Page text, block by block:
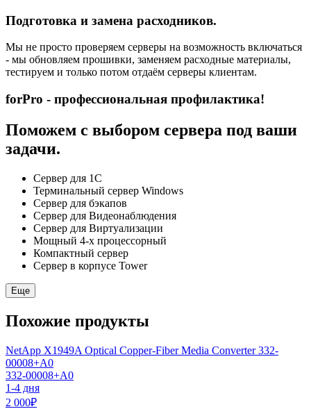
Подготовка и замена расходников.
Мы не просто проверяем серверы на возможность включаться
- мы обновляем прошивки, заменяем расходные материалы,
тестируем и только потом отдаём серверы клиентам.
forPro - профессиональная профилактика!
Поможем с выбором сервера под ваши
задачи.
Сервер для 1С
Терминальный сервер Windows
Сервер для бэкапов
Сервер для Видеонаблюдения
Сервер для Виртуализации
Мощный 4-х процессорный
Компактный сервер
Сервер в корпусе Tower
Еще
Похожие продукты
NetApp X1949A Optical Copper-Fiber Media Converter 332-
00008+A0
332-00008+A0
1-4 дня
2 000₽